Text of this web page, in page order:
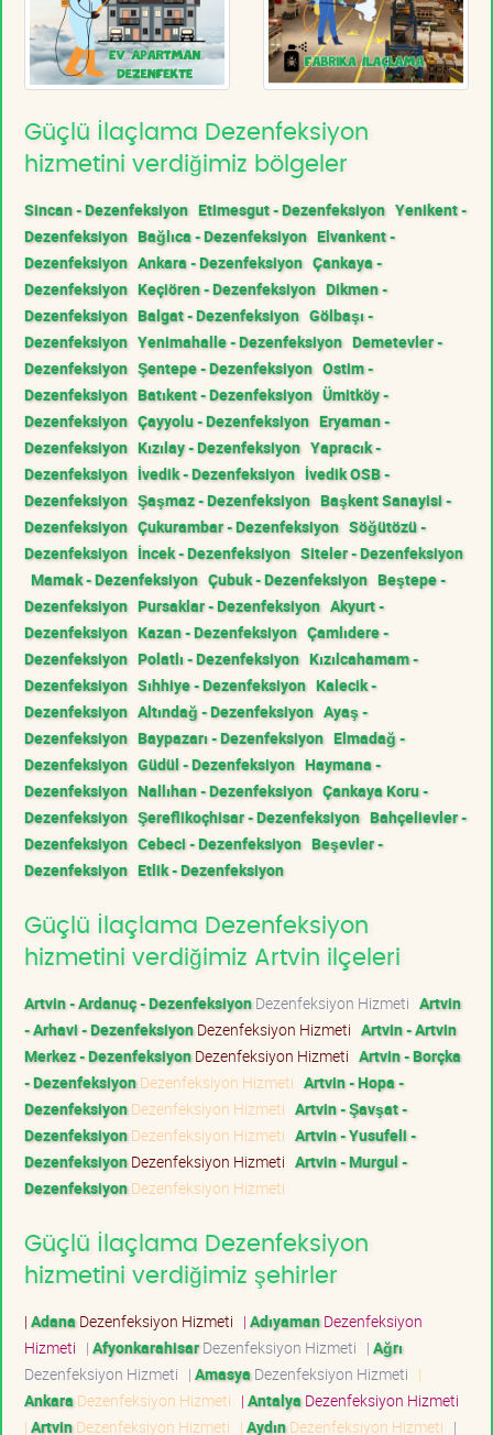
Güçlü İlaçlama Dezenfeksiyon
hizmetini verdiğimiz bölgeler
Sincan - Dezenfeksiyon Etimesgut - Dezenfeksiyon Yenikent -
Dezenfeksiyon Bağlıca - Dezenfeksiyon Elvankent -
Dezenfeksiyon Ankara - Dezenfeksiyon Çankaya -
Dezenfeksiyon Keçiören - Dezenfeksiyon Dikmen -
Dezenfeksiyon Balgat - Dezenfeksiyon Gölbaşı -
Dezenfeksiyon Yenimahalle - Dezenfeksiyon Demetevler -
Dezenfeksiyon Şentepe - Dezenfeksiyon Ostim -
Dezenfeksiyon Batıkent - Dezenfeksiyon Ümitköy -
Dezenfeksiyon Çayyolu - Dezenfeksiyon Eryaman -
Dezenfeksiyon Kızılay - Dezenfeksiyon Yapracık -
Dezenfeksiyon İvedik - Dezenfeksiyon İvedik OSB -
Dezenfeksiyon Şaşmaz - Dezenfeksiyon Başkent Sanayisi -
Dezenfeksiyon Çukurambar - Dezenfeksiyon Söğütözü -
Dezenfeksiyon İncek - Dezenfeksiyon Siteler - Dezenfeksiyon
Mamak - Dezenfeksiyon Çubuk - Dezenfeksiyon Beştepe -
Dezenfeksiyon Pursaklar - Dezenfeksiyon Akyurt -
Dezenfeksiyon Kazan - Dezenfeksiyon Çamlıdere -
Dezenfeksiyon Polatlı - Dezenfeksiyon Kızılcahamam -
Dezenfeksiyon Sıhhiye - Dezenfeksiyon Kalecik -
Dezenfeksiyon Altındağ - Dezenfeksiyon Ayaş -
Dezenfeksiyon Baypazarı - Dezenfeksiyon Elmadağ -
Dezenfeksiyon Güdül - Dezenfeksiyon Haymana -
Dezenfeksiyon Nallıhan - Dezenfeksiyon Çankaya Koru -
Dezenfeksiyon Şereflikoçhisar - Dezenfeksiyon Bahçelievler -
Dezenfeksiyon Cebeci - Dezenfeksiyon Beşevler -
Dezenfeksiyon Etlik - Dezenfeksiyon
Güçlü İlaçlama Dezenfeksiyon
hizmetini verdiğimiz Artvin ilçeleri
Artvin - Ardanuç - DezenfeksiyonDezenfeksiyon Hizmeti Artvin
- Arhavi - DezenfeksiyonDezenfeksiyon Hizmeti Artvin - Artvin
Merkez - DezenfeksiyonDezenfeksiyon Hizmeti Artvin - Borçka
- DezenfeksiyonDezenfeksiyon Hizmeti Artvin - Hopa -
DezenfeksiyonDezenfeksiyon Hizmeti Artvin - Şavşat -
DezenfeksiyonDezenfeksiyon Hizmeti Artvin - Yusufeli -
DezenfeksiyonDezenfeksiyon Hizmeti Artvin - Murgul -
DezenfeksiyonDezenfeksiyon Hizmeti
Güçlü İlaçlama Dezenfeksiyon
hizmetini verdiğimiz şehirler
| Adana Dezenfeksiyon Hizmeti | AdıyamanDezenfeksiyon
Hizmeti | AfyonkarahisarDezenfeksiyon Hizmeti | Ağrı
Dezenfeksiyon Hizmeti | Amasya Dezenfeksiyon Hizmeti |
Ankara Dezenfeksiyon Hizmeti | Antalya Dezenfeksiyon Hizmeti
| ArtvinDezenfeksiyon Hizmeti | AydınDezenfeksiyon Hizmeti |